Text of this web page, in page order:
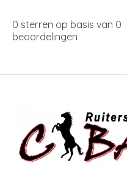
0 sterren op basis van 0
beoordelingen